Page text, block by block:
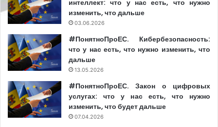
интеллект: что у нас есть, что нужно
изменить, что дальше
03.06.2026
#ПонятноПроЕС. Кибербезопасность:
что у нас есть, что нужно изменить, что
дальше
13.05.2026
#ПонятноПроЕС. Закон о цифровых
услугах: что у нас есть, что нужно
изменить, что будет дальше
07.04.2026